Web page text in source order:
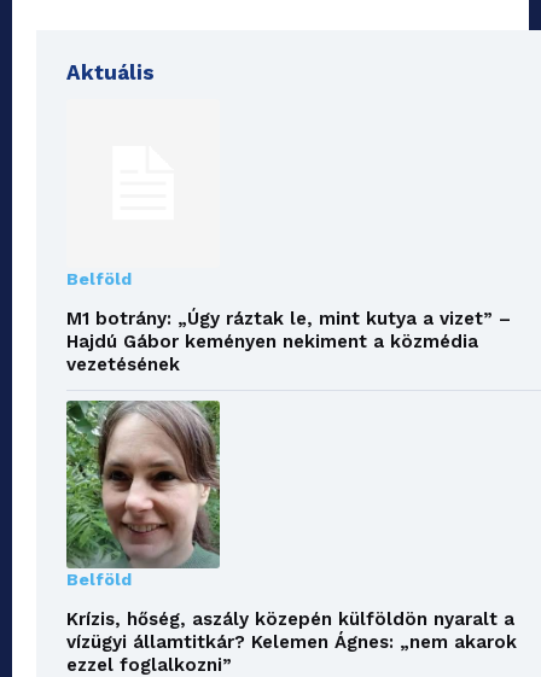
Aktuális
Belföld
M1 botrány: „Úgy ráztak le, mint kutya a vizet” –
Hajdú Gábor keményen nekiment a közmédia
vezetésének
Belföld
Krízis, hőség, aszály közepén külföldön nyaralt a
vízügyi államtitkár? Kelemen Ágnes: „nem akarok
ezzel foglalkozni”